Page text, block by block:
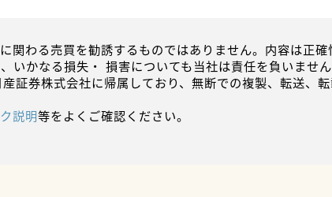
関わる売買を勧誘するものではありません。内容は正
いかなる損失・ 損害についても当社は責任を負いませ
証券株式会社に帰属しており、無断での複製、転送、転
説明等をよくご確認ください。